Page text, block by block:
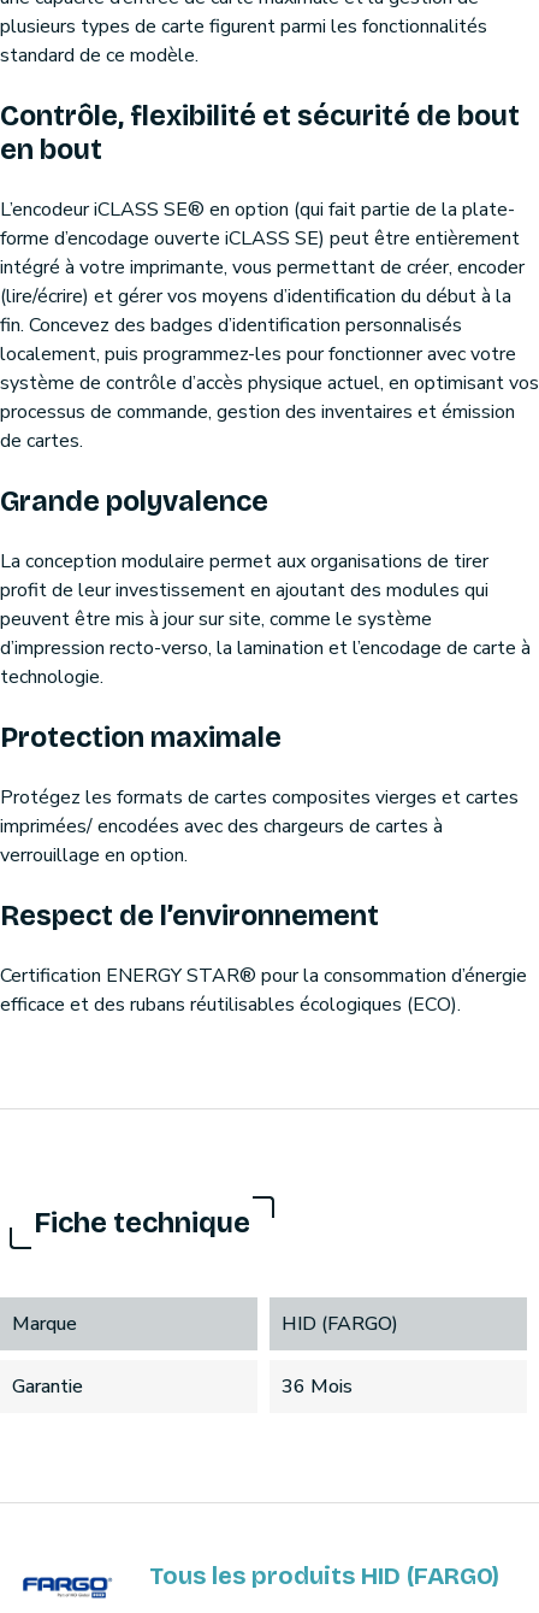
plusieurs types de carte figurent parmi les fonctionnalités
standard de ce modèle.
Contrôle, flexibilité et sécurité de bout
en bout
L’encodeur iCLASS SE® en option (qui fait partie de la plate-
forme d’encodage ouverte iCLASS SE) peut être entièrement
intégré à votre imprimante, vous permettant de créer, encoder
(lire/écrire) et gérer vos moyens d’identification du début à la
fin. Concevez des badges d’identification personnalisés
localement, puis programmez-les pour fonctionner avec votre
système de contrôle d’accès physique actuel, en optimisant vos
processus de commande, gestion des inventaires et émission
de cartes.
Grande polyvalence
La conception modulaire permet aux organisations de tirer
profit de leur investissement en ajoutant des modules qui
peuvent être mis à jour sur site, comme le système
d’impression recto-verso, la lamination et l’encodage de carte à
technologie.
Protection maximale
Protégez les formats de cartes composites vierges et cartes
imprimées/ encodées avec des chargeurs de cartes à
verrouillage en option.
Respect de l’environnement
Certification ENERGY STAR® pour la consommation d’énergie
efficace et des rubans réutilisables écologiques (ECO).
Fiche technique
Marque HID (FARGO)
Garantie 36 Mois
Tous les produits HID (FARGO)